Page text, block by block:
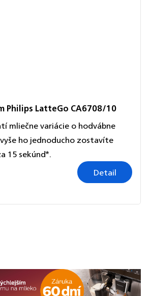
Philips LatteGo CA6708/10
Detail
mliečne variácie o hodvábne
ho jednoducho zostavíte
15 sekúnd*.